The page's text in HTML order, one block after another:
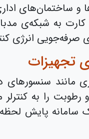
و ساختمان‌های
کارت به شبکه‌ی
صرفه‌جویی انرژی
تجهیزات
مانند
رطوبت را به
سامانه پایش